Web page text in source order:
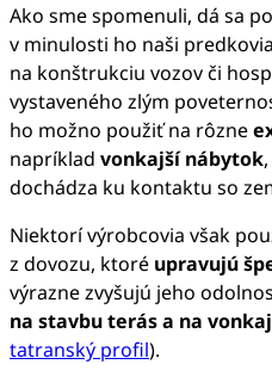
Ako sme spomenuli, dá sa
v minulosti ho naši
na konštrukciu vozov či
vystaveného zlým
ho možno použiť na rôzne
napríklad vonkajší nábytok
dochádza ku kontaktu so
Niektorí výrobcovia však
z dovozu, ktoré upravujú
výrazne zvyšujú jeho
na stavbu terás a na
tatranský profil).